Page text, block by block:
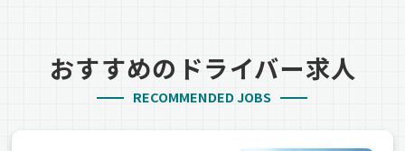
おすすめのドライバー求人
RECOMMENDED JOBS